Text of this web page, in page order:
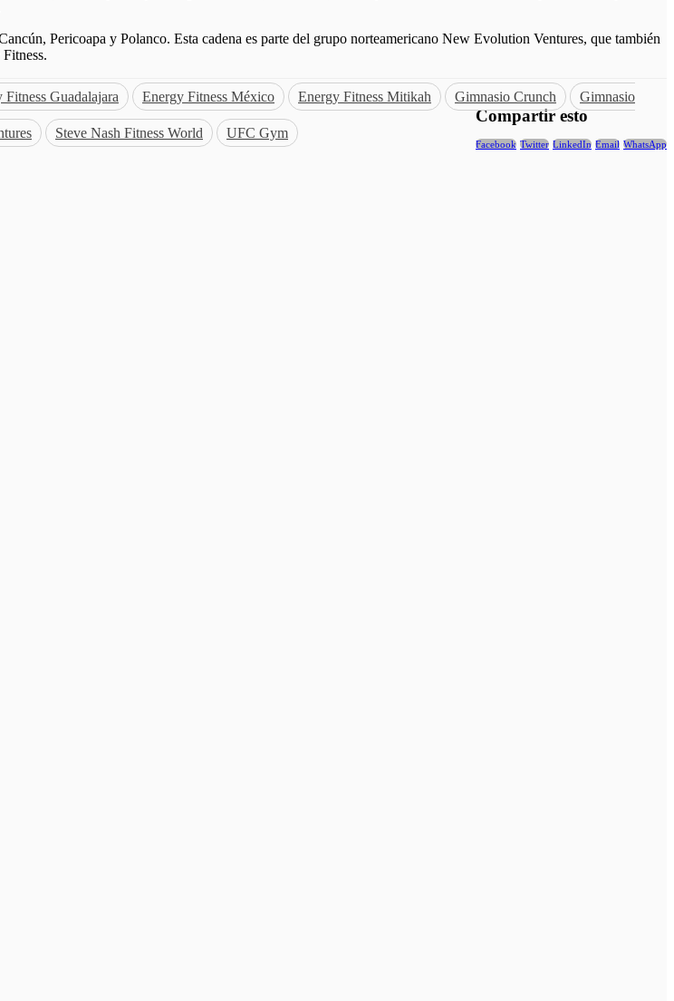
Pericoapa y Polanco. Esta cadena es parte del grupo norteamericano New Evolution Ventures, que también
Fitness Guadalajara Energy Fitness México Energy Fitness Mitikah Gimnasio Crunch Gimnasio
Steve Nash Fitness World UFC Gym
Compartir esto
Facebook Twitter LinkedIn Email WhatsApp